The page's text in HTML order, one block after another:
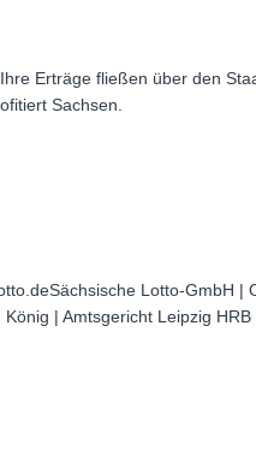
Erträge fließen über den
Sachsen.
Lotto-GmbH |
| Amtsgericht Leipzig HRB